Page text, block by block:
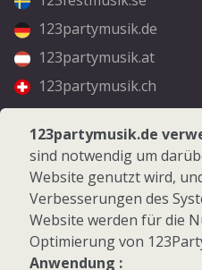
123partymusik.de
123partymusik.at
123partymusik.ch
Folgen Sie uns
Facebook
Instagram
123partymusik.de
sind notwendig um
Website genutzt wird,
Verbesserungen des
Website werden für die
Optimierung von
Anwendung :